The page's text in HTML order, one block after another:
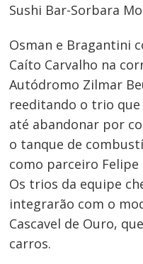
Sushi Bar-Sorbara
Osman e Bragantini
Caíto Carvalho na
Autódromo Zilmar
reeditando o trio que
até abandonar por
o tanque de
como parceiro Felipe
Os trios da equipe
integrarão com o
Cascavel de Ouro,
carros.